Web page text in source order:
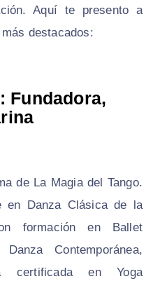
Aquí te presento a
destacados:
Fundadora,
de La Magia del Tango.
en Danza Clásica de la
formación en Ballet
Contemporánea,
certificada en Yoga